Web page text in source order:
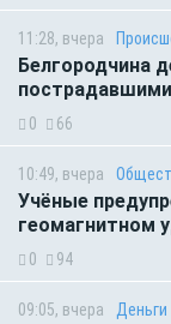
11:28, вчера
Белгородчина
пострадавшими
0 66
10:49, вчера
Учёные
геомагнитном
0 94
09:05, вчера Деньги